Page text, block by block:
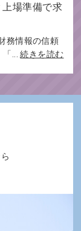
場準備で求
務情報の信頼
...
続きを読む